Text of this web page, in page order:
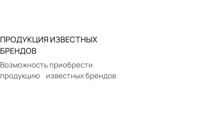
ПРОДУКЦИЯ ИЗВЕСТНЫХ
БРЕНДОВ
Возможность приобрести
продукцию известных брендов